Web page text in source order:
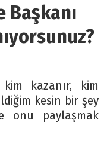
Başkanı
kazanır, kim
kesin bir şey
onu paylaşmak